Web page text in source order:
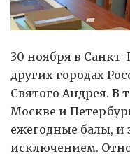
30 ноября в
других городах
Святого Андрея. В
Москве и
ежегодные балы, и
исключением.